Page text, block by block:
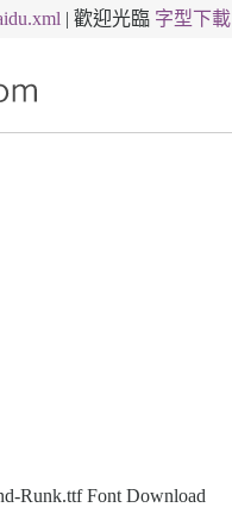
| 歡迎光臨 字型下載
Runk.ttf Font Download